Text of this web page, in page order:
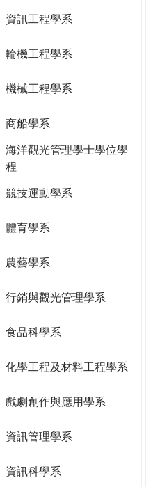
資訊工程學系
輪機工程學系
機械工程學系
商船學系
海洋觀光管理學士學位學
程
競技運動學系
體育學系
農藝學系
行銷與觀光管理學系
食品科學系
化學工程及材料工程學系
戲劇創作與應用學系
資訊管理學系
資訊科學系